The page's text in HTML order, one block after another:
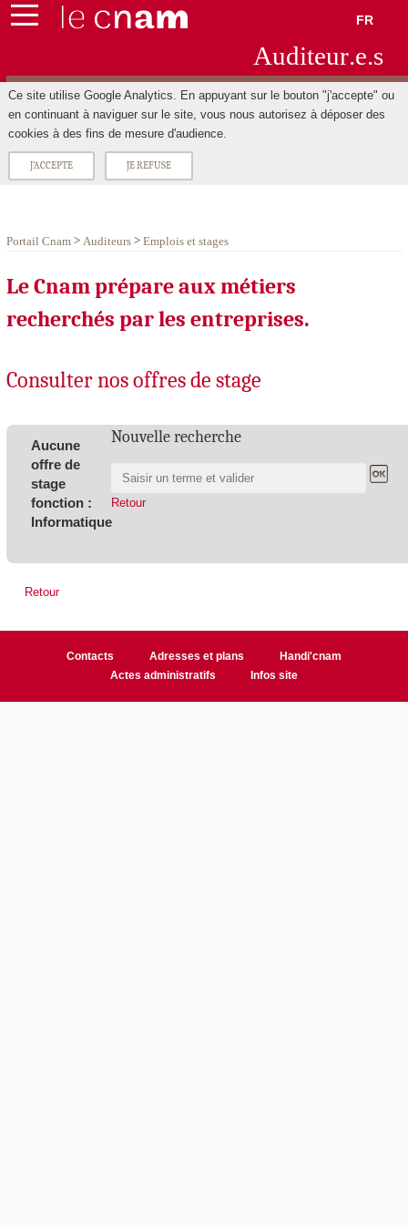
FR
Auditeur.e.s
Ce site utilise Google Analytics. En appuyant sur le bouton "j'accepte" ou
en continuant à naviguer sur le site, vous nous autorisez à déposer des
cookies à des fins de mesure d'audience.
J'ACCEPTE JE REFUSE
Portail Cnam > Auditeurs> Emplois et stages
Le Cnam prépare aux métiers
recherchés par les entreprises.
Consulter nos offres de stage
Nouvelle recherche
Retour
Aucune
offre de
stage
fonction :
Informatique
Retour
Contacts Adresses et plans
Handi'cnam
Actes administratifs
Infos site